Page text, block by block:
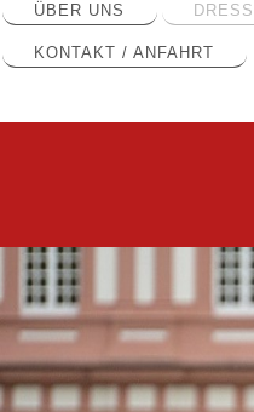
ÜBER UNS
KONTAKT / ANFAHRT